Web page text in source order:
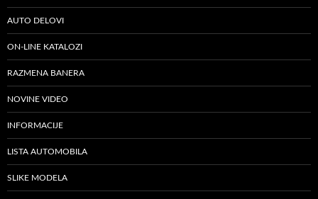
AUTO DELOVI
ON-LINE KATALOZI
RAZMENA BANERA
NOVINE VIDEO
INFORMACIJE
LISTA AUTOMOBILA
SLIKE MODELA